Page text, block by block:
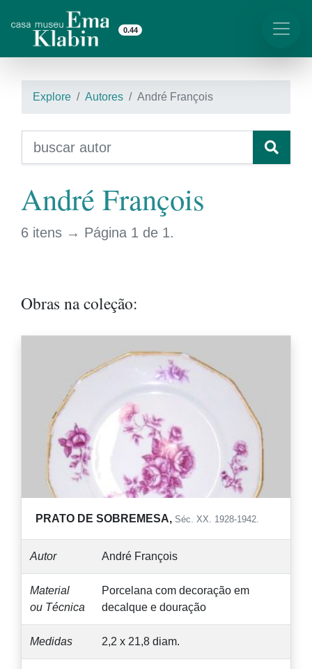
0.44
Explore Autores André François
André François
6 itens → Página 1 de 1.
Obras na coleção:
PRATO DE SOBREMESA, Séc. XX. 1928-1942.
Autor André François
Material
ou Técnica
Porcelana com decoração em
decalque e douração
Medidas 2,2 x 21,8 diam.